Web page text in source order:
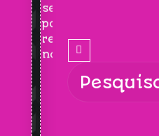
se
para
receber
novidades!